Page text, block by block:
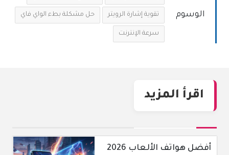
الوسوم تقوية إشارة الرويتر حل مشكلة بطء الواي فاي
سرعة الإنترنت
اقرأ المزيد
أفضل هواتف الألعاب 2026